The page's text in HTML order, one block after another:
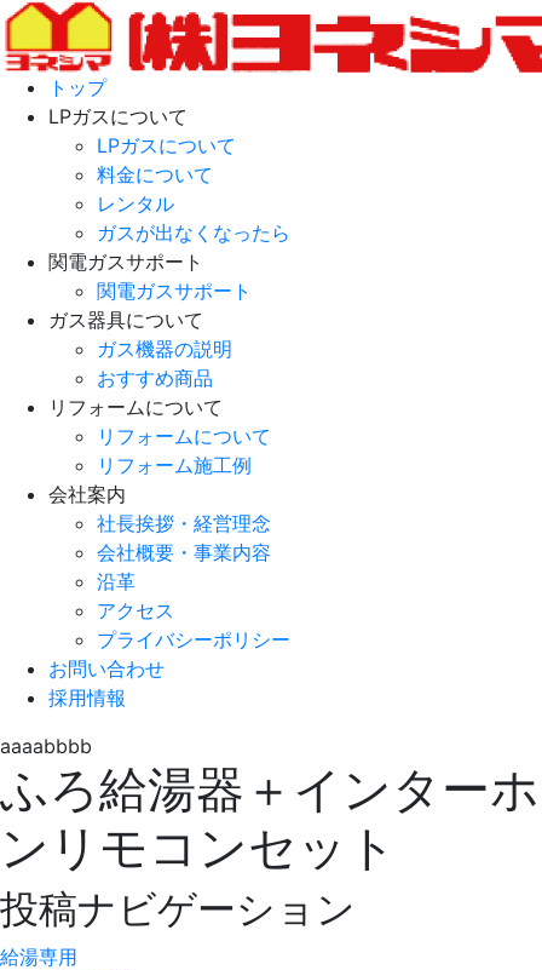
トップ
LPガスについて
LPガスについて
料金について
レンタル
ガスが出なくなったら
関電ガスサポート
関電ガスサポート
ガス器具について
ガス機器の説明
おすすめ商品
リフォームについて
リフォームについて
リフォーム施工例
会社案内
社長挨拶・経営理念
会社概要・事業内容
沿革
アクセス
プライバシーポリシー
お問い合わせ
採用情報
aaaabbbb
ふろ給湯器＋インターホ
ンリモコンセット
投稿ナビゲーション
給湯専用